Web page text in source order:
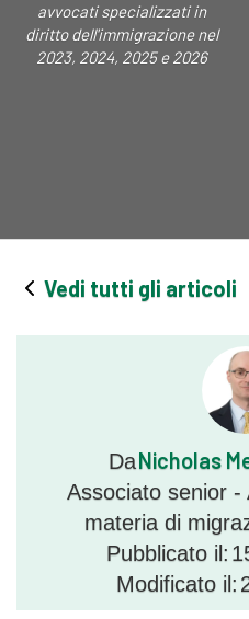
avvocati specializzati in
diritto dell'immigrazione nel
2023, 2024, 2025 e 2026
Vedi tutti gli articoli
DaNicholas
Associato senior -
materia di
Pubblicato il:
Modificato il: